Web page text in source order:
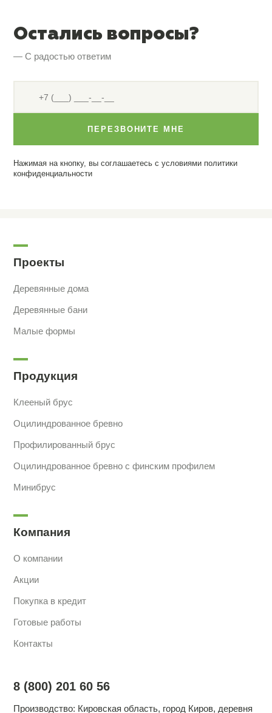
Остались вопросы?
— С радостью ответим
ПЕРЕЗВОНИТЕ МНЕ
Нажимая на кнопку, вы соглашаетесь с условиями политики
конфиденциальности
8 (800) 201 60 56
Производство: Кировская область, город Киров, деревня
Проекты
Деревянные дома
Деревянные бани
Малые формы
Продукция
Клееный брус
Оцилиндрованное бревно
Профилированный брус
Оцилиндрованное бревно с финским профилем
Минибрус
Компания
О компании
Акции
Покупка в кредит
Готовые работы
Контакты